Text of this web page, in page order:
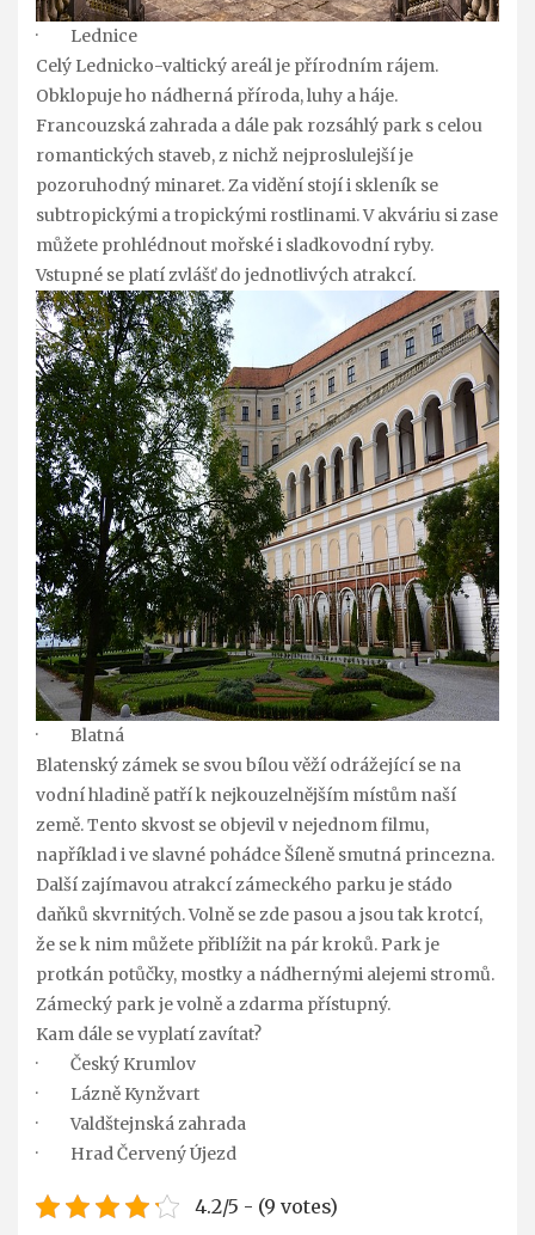
· Lednice
Celý Lednicko-valtický areál je přírodním rájem.
Obklopuje ho nádherná příroda, luhy a háje.
Francouzská zahrada a dále pak rozsáhlý park s celou
romantických staveb, z nichž nejproslulejší je
pozoruhodný minaret. Za vidění stojí i skleník se
subtropickými a tropickými rostlinami. V akváriu si zase
můžete prohlédnout mořské i sladkovodní ryby.
Vstupné se platí zvlášť do jednotlivých atrakcí.
· Blatná
Blatenský zámek se svou bílou věží odrážející se na
vodní hladině patří k nejkouzelnějším místům naší
země. Tento skvost se objevil v nejednom filmu,
například i ve slavné pohádce Šíleně smutná princezna.
Další zajímavou atrakcí zámeckého parku je stádo
daňků skvrnitých. Volně se zde pasou a jsou tak krotcí,
že se k nim můžete přiblížit na pár kroků. Park je
protkán potůčky, mostky a nádhernými alejemi stromů.
Zámecký park je volně a zdarma přístupný.
Kam dále se vyplatí zavítat?
· Český Krumlov
· Lázně Kynžvart
· Valdštejnská zahrada
· Hrad Červený Újezd
4.2/5 - (9 votes)